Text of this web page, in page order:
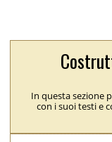
In questa sezione
con i suoi testi e